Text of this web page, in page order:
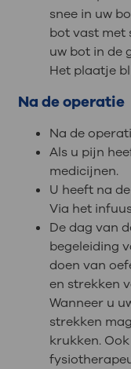
snee in uw
bot vast met
uw bot in de
Het plaatje
Na de operatie
Na de
Als u pijn
medicijnen.
U heeft na
Via het
De dag van
begeleiding
doen van
en strekken
Wanneer u
strekken
krukken.